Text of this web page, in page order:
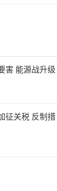
害 能源战升级
征关税 反制措